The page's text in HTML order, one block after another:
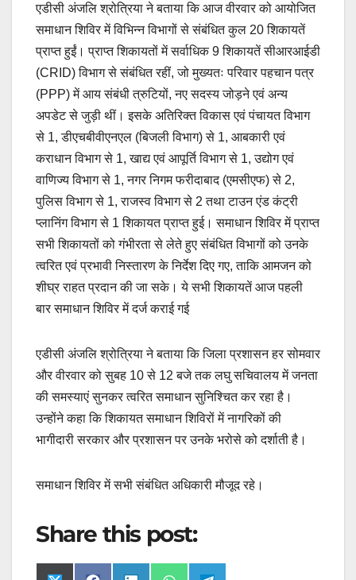
एडीसी अंजलि श्रोत्रिया ने बताया कि आज वीरवार को आयोजित
समाधान शिविर में विभिन्न विभागों से संबंधित कुल 20 शिकायतें
प्राप्त हुईं। प्राप्त शिकायतों में सर्वाधिक 9 शिकायतें सीआरआईडी
(CRID) विभाग से संबंधित रहीं, जो मुख्यतः परिवार पहचान पत्र
(PPP) में आय संबंधी त्रुटियों, नए सदस्य जोड़ने एवं अन्य
अपडेट से जुड़ी थीं। इसके अतिरिक्त विकास एवं पंचायत विभाग
से 1, डीएचबीवीएनएल (बिजली विभाग) से 1, आबकारी एवं
कराधान विभाग से 1, खाद्य एवं आपूर्ति विभाग से 1, उद्योग एवं
वाणिज्य विभाग से 1, नगर निगम फरीदाबाद (एमसीएफ) से 2,
पुलिस विभाग से 1, राजस्व विभाग से 2 तथा टाउन एंड कंट्री
प्लानिंग विभाग से 1 शिकायत प्राप्त हुई। समाधान शिविर में प्राप्त
सभी शिकायतों को गंभीरता से लेते हुए संबंधित विभागों को उनके
त्वरित एवं प्रभावी निस्तारण के निर्देश दिए गए, ताकि आमजन को
शीघ्र राहत प्रदान की जा सके। ये सभी शिकायतें आज पहली
बार समाधान शिविर में दर्ज कराई गई
एडीसी अंजलि श्रोत्रिया ने बताया कि जिला प्रशासन हर सोमवार
और वीरवार को सुबह 10 से 12 बजे तक लघु सचिवालय में जनता
की समस्याएं सुनकर त्वरित समाधान सुनिश्चित कर रहा है।
उन्होंने कहा कि शिकायत समाधान शिविरों में नागरिकों की
भागीदारी सरकार और प्रशासन पर उनके भरोसे को दर्शाती है।
समाधान शिविर में सभी संबंधित अधिकारी मौजूद रहे।
Share this post: